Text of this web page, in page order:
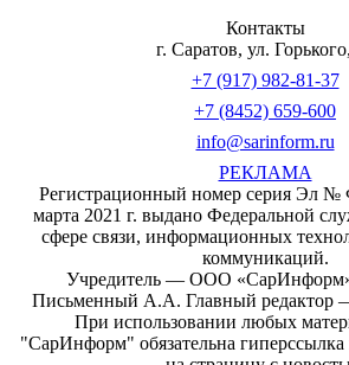
Контакты
г. Саратов, ул.
+7 (917) 982-81-37
+7 (8452) 659-600
info@sarinform.ru
РЕКЛАМА
Регистрационный номер серия Эл №
марта 2021 г. выдано Федеральной
сфере связи, информационных
коммуникаций.
Учредитель — ООО
Письменный А.А. Главный
При использовании любых
"СарИнформ" обязательна гиперссылка